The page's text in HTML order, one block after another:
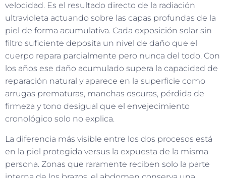
velocidad. Es el resultado directo de la radiación
ultravioleta actuando sobre las capas profundas de la
piel de forma acumulativa. Cada exposición solar sin
filtro suficiente deposita un nivel de daño que el
cuerpo repara parcialmente pero nunca del todo. Con
los años ese daño acumulado supera la capacidad de
reparación natural y aparece en la superficie como
arrugas prematuras, manchas oscuras, pérdida de
firmeza y tono desigual que el envejecimiento
cronológico solo no explica.
La diferencia más visible entre los dos procesos está
en la piel protegida versus la expuesta de la misma
persona. Zonas que raramente reciben solo la parte